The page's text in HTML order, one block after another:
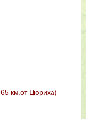
65 км.от Цюриха)